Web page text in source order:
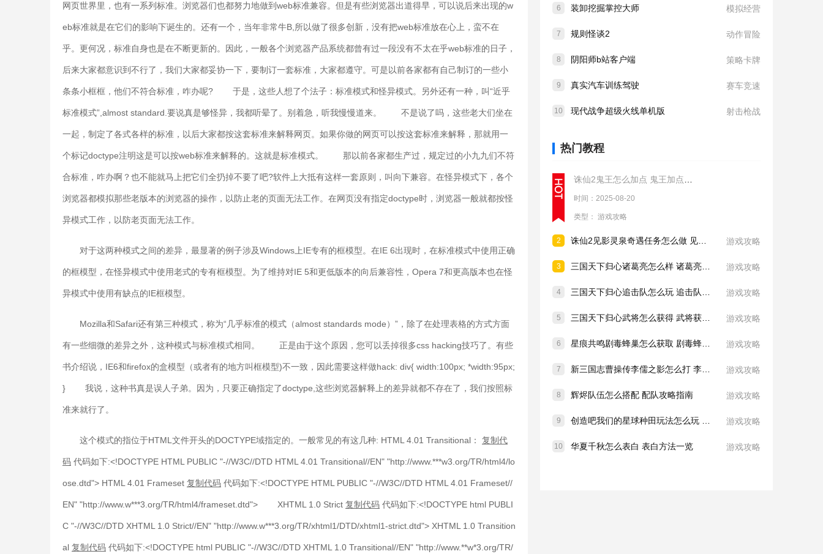
6 装卸挖掘掌控大师 模拟经营
7 规则怪谈2 动作冒险
8 阴阳师b站客户端 策略卡牌
9 真实汽车训练驾驶 赛车竞速
10 现代战争超级火线单机版 射击枪战
热门教程
时间：2025-08-20
类型： 游戏攻略
2 游戏攻略
3 游戏攻略
4 游戏攻略
5 游戏攻略
6 游戏攻略
7 游戏攻略
8 辉烬队伍怎么搭配 配队攻略指南 游戏攻略
9 游戏攻略
10 华夏千秋怎么表白 表白方法一览 游戏攻略
网页世界里，也有一系列标准。浏览器们也都努力地做到web标准兼容。但是有些浏览器出道得早，可以说后来出现的w
eb标准就是在它们的影响下诞生的。还有一个，当年非常牛B,所以做了很多创新，没有把web标准放在心上，蛮不在
乎。更何况，标准自身也是在不断更新的。因此，一般各个浏览器产品系统都曾有过一段没有不太在乎web标准的日子，
后来大家都意识到不行了，我们大家都妥协一下，要制订一套标准，大家都遵守。可是以前各家都有自己制订的一些小
条条小框框，他们不符合标准，咋办呢? 于是，这些人想了个法子：标准模式和怪异模式。另外还有一种，叫“近乎
标准模式”,almost standard.要说真是够怪异，我都听晕了。别着急，听我慢慢道来。 不是说了吗，这些老大们坐在
一起，制定了各式各样的标准，以后大家都按这套标准来解释网页。如果你做的网页可以按这套标准来解释，那就用一
个标记doctype注明这是可以按web标准来解释的。这就是标准模式。 那以前各家都生产过，规定过的小九九们不符
合标准，咋办啊？也不能就马上把它们全扔掉不要了吧?软件上大抵有这样一套原则，叫向下兼容。在怪异模式下，各个
浏览器都模拟那些老版本的浏览器的操作，以防止老的页面无法工作。在网页没有指定doctype时，浏览器一般就都按怪
异模式工作，以防老页面无法工作。
对于这两种模式之间的差异，最显著的例子涉及Windows上IE专有的框模型。在IE 6出现时，在标准模式中使用正确
的框模型，在怪异模式中使用老式的专有框模型。为了维持对IE 5和更低版本的向后兼容性，Opera 7和更高版本也在怪
异模式中使用有缺点的IE框模型。
Mozilla和Safari还有第三种模式，称为“几乎标准的模式（almost standards mode）”，除了在处理表格的方式方面
有一些细微的差异之外，这种模式与标准模式相同。 正是由于这个原因，您可以丢掉很多css hacking技巧了。有些
书介绍说，IE6和firefox的盒模型（或者有的地方叫框模型)不一致，因此需要这样做hack: div{ width:100px; *width:95px;
} 我说，这种书真是误人子弟。因为，只要正确指定了doctype,这些浏览器解释上的差异就都不存在了，我们按照标
准来就行了。
这个模式的指位于HTML文件开头的DOCTYPE域指定的。一般常见的有这几种: HTML 4.01 Transitional： 复制代
码 代码如下:<!DOCTYPE HTML PUBLIC "-//W3C//DTD HTML 4.01 Transitional//EN" "http://www.***w3.org/TR/html4/lo
ose.dtd"> HTML 4.01 Frameset 复制代码 代码如下:<!DOCTYPE HTML PUBLIC "-//W3C//DTD HTML 4.01 Frameset//
EN" "http://www.w***3.org/TR/html4/frameset.dtd"> XHTML 1.0 Strict 复制代码 代码如下:<!DOCTYPE html PUBLI
C "-//W3C//DTD XHTML 1.0 Strict//EN" "http://www.w***3.org/TR/xhtml1/DTD/xhtml1-strict.dtd"> XHTML 1.0 Transition
al 复制代码 代码如下:<!DOCTYPE html PUBLIC "-//W3C//DTD XHTML 1.0 Transitional//EN" "http://www.**w*3.org/TR/